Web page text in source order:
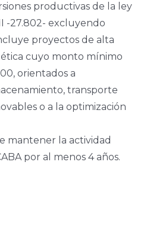
productivas de la ley
-27.802- excluyendo
proyectos de alta
cuyo monto mínimo
orientados a
transporte
o a la optimización
mantener la actividad
por al menos 4 años.